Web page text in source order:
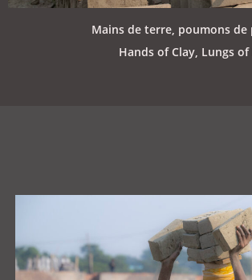
Mains de terre, poumons de
Hands of Clay, Lungs of